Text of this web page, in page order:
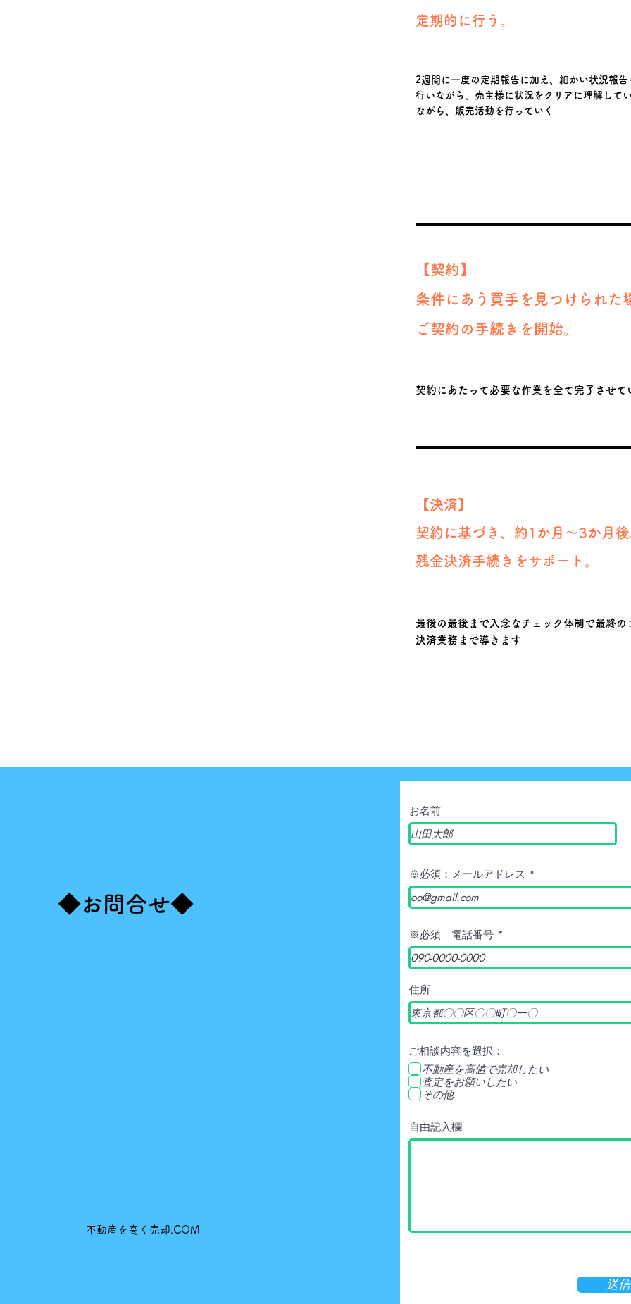
​定期的に行う。
2週間に一度の定期報告に加え、細かい状況報告
行いながら、売主様に状況をクリアに理解して
ながら、販売活動を行っていく
【契約】
条件にあう買手を見つけられた
​ご契約の手続きを開始。
契約にあたって必要な作業を全て完了させて
【決済】
契約に基づき、約1か月～3か月後
​残金決済手続きをサポート。
最後の最後まで入念なチェック体制で最終の
​決済業務まで導きます
​◆お問合せ◆
不動産を高く売却.COM
お名前
※必須：メールアドレス
※必須 電話番号
住所
ご相談内容を選択：
不動産を高値で売却したい
査定をお願いしたい
その他
自由記入欄
送信